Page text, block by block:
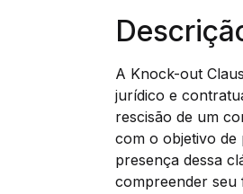
A Knock-out
jurídico e
rescisão de um
com o objetivo de
presença dessa
compreender seu